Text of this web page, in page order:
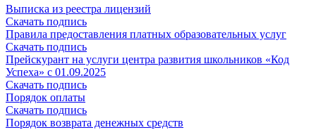
Выписка из реестра лицензий
Скачать подпись
Правила предоставления платных образовательных услуг
Скачать подпись
Прейскурант на услуги центра развития школьников «Код
Успеха» с 01.09.2025
Скачать подпись
Порядок оплаты
Скачать подпись
Порядок возврата денежных средств